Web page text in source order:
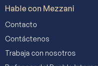
Hable con Mezzani
Contacto
Contáctenos
Trabaja con nosotros